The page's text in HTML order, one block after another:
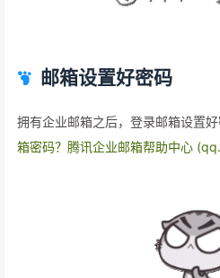
邮箱设置好密码
拥有企业邮箱之后，登录邮箱设置
箱密码？腾讯企业邮箱帮助中心